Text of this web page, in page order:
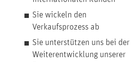
Sie wickeln den
Verkaufsprozess ab
Sie unterstützen uns bei der
Weiterentwicklung unserer